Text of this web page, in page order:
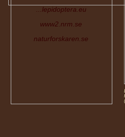
...lepidoptera.eu
www2.nrm.se
naturforskaren.se